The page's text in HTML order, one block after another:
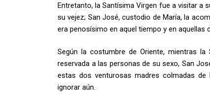
Entretanto, la Santísima Virgen fue a visitar a
su vejez; San José, custodio de María, la
era penosísimo en aquel tiempo y en aquellas
Según la costumbre de Oriente, mientras
reservada a las personas de su sexo, San
estas dos venturosas madres colmadas de
ignorar aún.